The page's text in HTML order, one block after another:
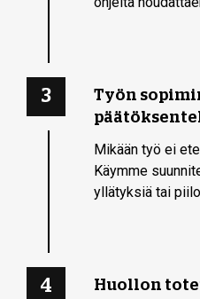
3
Työn
Mikään työ ei
Käymme
yllätyksiä tai
4 Huollon